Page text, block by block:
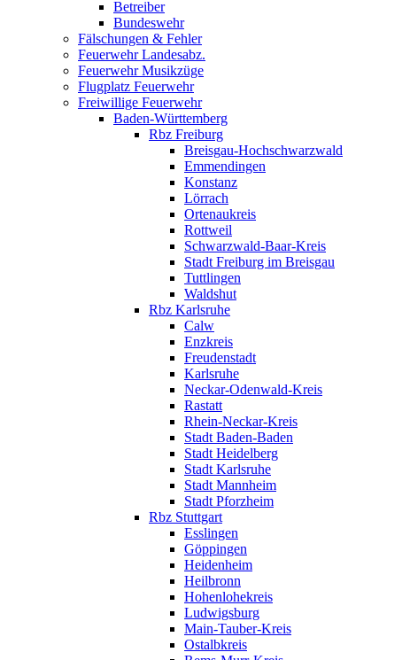
Betreiber
Bundeswehr
Fälschungen & Fehler
Feuerwehr Landesabz.
Feuerwehr Musikzüge
Flugplatz Feuerwehr
Freiwillige Feuerwehr
Baden-Württemberg
Rbz Freiburg
Breisgau-Hochschwarzwald
Emmendingen
Konstanz
Lörrach
Ortenaukreis
Rottweil
Schwarzwald-Baar-Kreis
Stadt Freiburg im Breisgau
Tuttlingen
Waldshut
Rbz Karlsruhe
Calw
Enzkreis
Freudenstadt
Karlsruhe
Neckar-Odenwald-Kreis
Rastatt
Rhein-Neckar-Kreis
Stadt Baden-Baden
Stadt Heidelberg
Stadt Karlsruhe
Stadt Mannheim
Stadt Pforzheim
Rbz Stuttgart
Esslingen
Göppingen
Heidenheim
Heilbronn
Hohenlohekreis
Ludwigsburg
Main-Tauber-Kreis
Ostalbkreis